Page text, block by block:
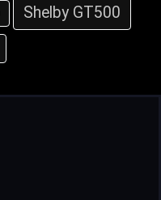
Shelby GT500